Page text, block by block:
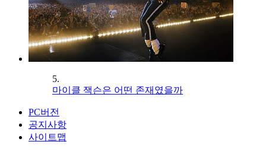
5.
마이클 잭슨은 어떤 존재였을까
PC버전
공지사항
사이트맵